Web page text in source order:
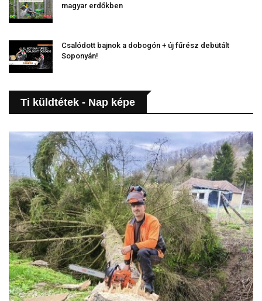
magyar erdőkben
Csalódott bajnok a dobogón + új fűrész debütált
Soponyán!
Ti küldtétek - Nap képe